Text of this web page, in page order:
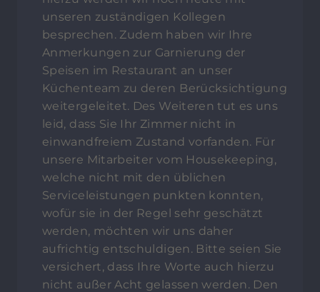
unseren zuständigen Kollegen
besprechen. Zudem haben wir Ihre
Anmerkungen zur Garnierung der
Speisen im Restaurant an unser
Küchenteam zu deren Berücksichtigung
weitergeleitet. Des Weiteren tut es uns
leid, dass Sie Ihr Zimmer nicht in
einwandfreiem Zustand vorfanden. Für
unsere Mitarbeiter vom Housekeeping,
welche nicht mit den üblichen
Serviceleistungen punkten konnten,
wofür sie in der Regel sehr geschätzt
werden, möchten wir uns daher
aufrichtig entschuldigen. Bitte seien Sie
versichert, dass Ihre Worte auch hierzu
nicht außer Acht gelassen werden. Den